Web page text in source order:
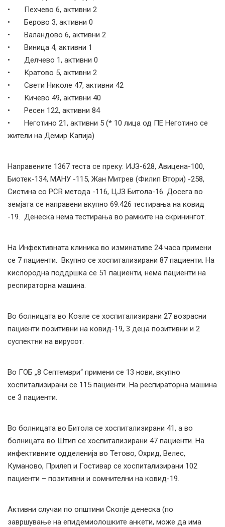
• Пехчево 6, активни 2
• Берово 3, активни 0
• Валандово 6, активни 2
• Виница 4, активни 1
• Делчево 1, активни 0
• Кратово 5, активни 2
• Свети Николе 47, активни 42
• Кичево 49, активни 40
• Ресен 122, активни 84
• Неготино 21, активни 5 (* 10 лица од ПЕ Неготино се
жители на Демир Капија)
Направените 1367 теста се преку: ИЈЗ-628, Авицена-100,
Биотек-134, МАНУ -115, Жан Митрев (Филип Втори) -258,
Систина со PCR метода -116, ЦЈЗ Битола-16. Досега во
земјата се направени вкупно 69.426 тестирања на ковид
-19. Денеска нема тестирања во рамките на скринингот.
На Инфективната клиника во изминативе 24 часа примени
се 7 пациенти. Вкупно се хоспитализирани 87 пациенти. На
кислородна поддршка се 51 пациенти, нема пациенти на
респираторна машина.
Во болницата во Козле се хоспитализирани 27 возрасни
пациенти позитивни на ковид-19, 3 деца позитивни и 2
суспектни на вирусот.
Во ГОБ „8 Септември“ примени се 13 нови, вкупно
хоспитализирани се 115 пациенти. На респираторна машина
се 3 пациенти.
Во болницата во Битола се хоспитализирани 41, а во
болницата во Штип се хоспитализирани 47 пациенти. На
инфективните одделенија во Тетово, Охрид, Велес,
Куманово, Прилеп и Гостивар се хоспитализирани 102
пациенти – позитивни и сомнителни на ковид-19.
Активни случаи по општини Скопје денеска (по
завршување на епидемиолошките анкети, може да има